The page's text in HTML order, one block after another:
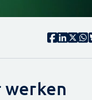
werken